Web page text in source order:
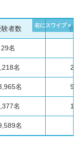
験者数
29名
名
名
名
名